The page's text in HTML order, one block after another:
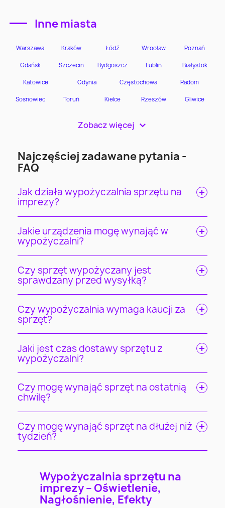
Inne miasta
Zobacz więcej >
Najczęściej zadawane pytania -
FAQ
Jak działa wypożyczalnia sprzętu na
imprezy?
Jakie urządzenia mogę wynająć w
wypożyczalni?
Czy sprzęt wypożyczany jest
sprawdzany przed wysyłką?
Czy wypożyczalnia wymaga kaucji za
sprzęt?
Jaki jest czas dostawy sprzętu z
wypożyczalni?
Czy mogę wynająć sprzęt na ostatnią
chwilę?
Czy mogę wynająć sprzęt na dłużej niż
tydzień?
Wypożyczalnia sprzętu na
imprezy – Oświetlenie,
Nagłośnienie, Efekty